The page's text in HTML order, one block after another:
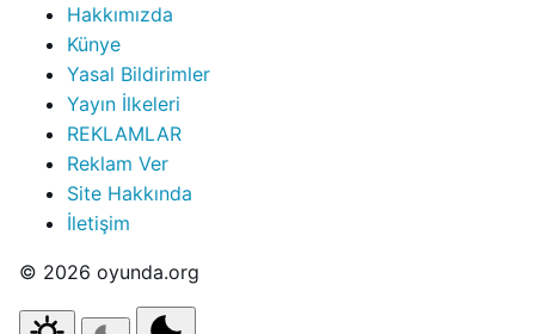
Hakkımızda
Künye
Yasal Bildirimler
Yayın İlkeleri
REKLAMLAR
Reklam Ver
Site Hakkında
İletişim
© 2026 oyunda.org